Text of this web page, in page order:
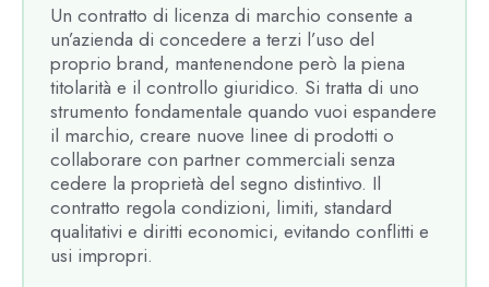
Un contratto di licenza di marchio consente a
un’azienda di concedere a terzi l’uso del
proprio brand, mantenendone però la piena
titolarità e il controllo giuridico. Si tratta di uno
strumento fondamentale quando vuoi espandere
il marchio, creare nuove linee di prodotti o
collaborare con partner commerciali senza
cedere la proprietà del segno distintivo. Il
contratto regola condizioni, limiti, standard
qualitativi e diritti economici, evitando conflitti e
usi impropri.